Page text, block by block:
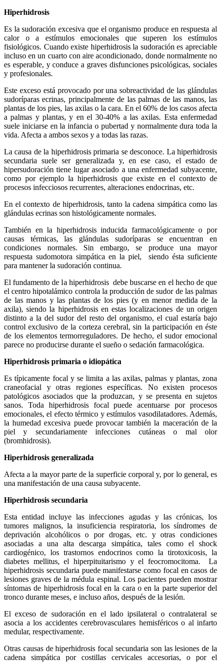
Hiperhidrosis
Es la sudoración excesiva que el organismo produce en respuesta al
calor o a estímulos emocionales que superen los estímulos
fisiológicos. Cuando existe hiperhidrosis la sudoración es apreciable
incluso en un cuarto con aire acondicionado, donde normalmente no
es esperable, y conduce a graves disfunciones psicológicas, sociales
y profesionales.
Este exceso está provocado por una sobreactividad de las glándulas
sudoríparas ecrinas, principalmente de las palmas de las manos, las
plantas de los pies, las axilas o la cara. En el 60% de los casos afecta
a palmas y plantas, y en el 30-40% a las axilas. Esta enfermedad
suele iniciarse en la infancia o pubertad y normalmente dura toda la
vida. Afecta a ambos sexos y a todas las razas.
La causa de la hiperhidrosis primaria se desconoce. La hiperhidrosis
secundaria suele ser generalizada y, en ese caso, el estado de
hipersudoración tiene lugar asociado a una enfermedad subyacente,
como por ejemplo la hiperhidrosis que existe en el contexto de
procesos infecciosos recurrentes, alteraciones endocrinas, etc.
En el contexto de hiperhidrosis, tanto la cadena simpática como las
glándulas ecrinas son histológicamente normales.
También en la hiperhidrosis inducida farmacológicamente o por
causas térmicas, las glándulas sudoríparas se encuentran en
condiciones normales. Sin embargo, se produce una mayor
respuesta sudomotora simpática en la piel, siendo ésta suficiente
para mantener la sudoración continua.
El fundamento de la hiperhidrosis debe buscarse en el hecho de que
el centro hipotalámico controla la producción de sudor de las palmas
de las manos y las plantas de los pies (y en menor medida de la
axila), siendo la hiperhidrosis en estas localizaciones de un origen
distinto a la del sudor del resto del organismo, el cual estaría bajo
control exclusivo de la corteza cerebral, sin la participación en éste
de los elementos termorreguladores. De hecho, el sudor emocional
parece no producirse durante el sueño o sedación farmacológica.
Hiperhidrosis primaria o idiopática
Es típicamente focal y se limita a las axilas, palmas y plantas, zona
craneofacial y otras regiones específicas. No existen procesos
patológicos asociados que la produzcan, y se presenta en sujetos
sanos. Toda hiperhidrosis focal puede acentuarse por procesos
emocionales, el efecto térmico y estímulos vasodilatadores. Además,
la humedad excesiva puede provocar también la maceración de la
piel y secundariamente infecciones cutáneas o mal olor
(bromhidrosis).
Hiperhidrosis generalizada
Afecta a la mayor parte de la superficie corporal y, por lo general, es
una manifestación de una causa subyacente.
Hiperhidrosis secundaria
Esta entidad incluye las infecciones agudas y las crónicas, los
tumores malignos, la insuficiencia respiratoria, los síndromes de
deprivación alcohólicos o por drogas, etc. y otras condiciones
asociadas a una alta descarga simpática, tales como el shock
cardiogénico, los trastornos endocrinos como la tirotoxicosis, la
diabetes mellitus, el hiperpituitarismo y el feocromocitoma. La
hiperhidrosis secundaria puede manifestarse como focal en casos de
lesiones graves de la médula espinal. Los pacientes pueden mostrar
síntomas de hiperhidrosis focal en la cara o en la parte superior del
tronco durante meses, e incluso años, después de la lesión.
El exceso de sudoración en el lado ipsilateral o contralateral se
asocia a los accidentes cerebrovasculares hemisféricos o al infarto
medular, respectivamente.
Otras causas de hiperhidrosis focal secundaria son las lesiones de la
cadena simpática por costillas cervicales accesorias, o por el